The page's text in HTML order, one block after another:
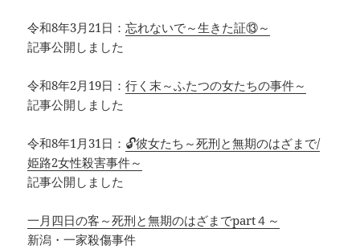
令和8年3月21日：忘れないで～生きた証⑬～
記事公開しました
令和8年2月19日：行く末～ふたつの女たちの事件～
記事公開しました
令和8年1月31日： 🔓彼女たち～死刑と無期のはざまで/
姫路2女性殺害事件～
記事公開しました
一月四日の客～死刑と無期のはざまでpart４～
新潟・一家殺傷事件